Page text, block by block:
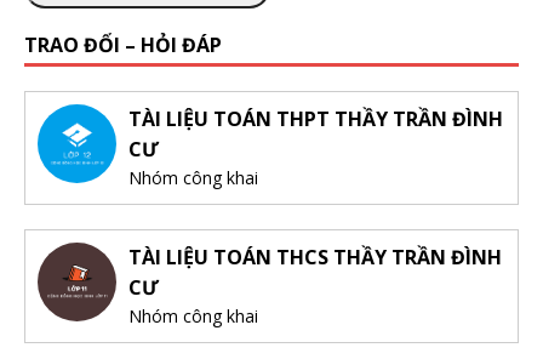
TRAO ĐỔI – HỎI ĐÁP
TÀI LIỆU TOÁN THPT THẦY TRẦN ĐÌNH
CƯ
Nhóm công khai
TÀI LIỆU TOÁN THCS THẦY TRẦN ĐÌNH
CƯ
Nhóm công khai